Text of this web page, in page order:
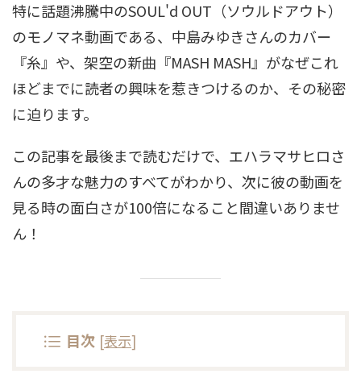
特に話題沸騰中のSOUL'd OUT（ソウルドアウト）
のモノマネ動画である、中島みゆきさんのカバー
『糸』や、架空の新曲『MASH MASH』がなぜこれ
ほどまでに読者の興味を惹きつけるのか、その秘密
に迫ります。
この記事を最後まで読むだけで、エハラマサヒロさ
んの多才な魅力のすべてがわかり、次に彼の動画を
見る時の面白さが100倍になること間違いありませ
ん！
目次 [表示]